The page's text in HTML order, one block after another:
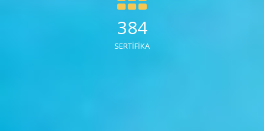
384
SERTİFİKA